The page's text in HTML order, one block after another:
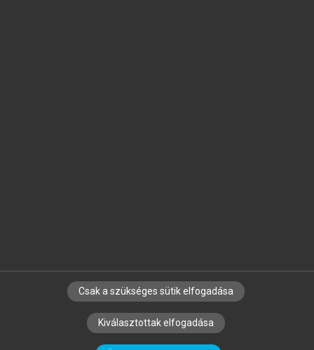
SZERZŐKNEK CÉGEKNEK KÖNYVTÁROSOKNAK
SZERKESZTÉSI ÉS LEKTORÁLÁSI ALAPELVEK
Csak a szükséges sütik elfogadása
Kiválasztottak elfogadása